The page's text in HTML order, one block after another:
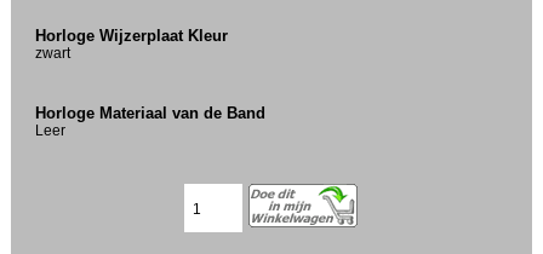
Horloge Wijzerplaat Kleur
zwart
Horloge Materiaal van de Band
Leer